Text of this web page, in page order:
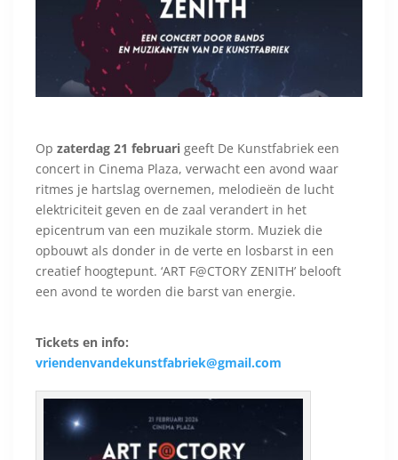
Op zaterdag 21 februari geeft De Kunstfabriek een
concert in Cinema Plaza, verwacht een avond waar
ritmes je hartslag overnemen, melodieën de lucht
elektriciteit geven en de zaal verandert in het
epicentrum van een muzikale storm. Muziek die
opbouwt als donder in de verte en losbarst in een
creatief hoogtepunt. ‘ART F@CTORY ZENITH’ belooft
een avond te worden die barst van energie.
Tickets en info:
vriendenvandekunstfabriek@gmail.com